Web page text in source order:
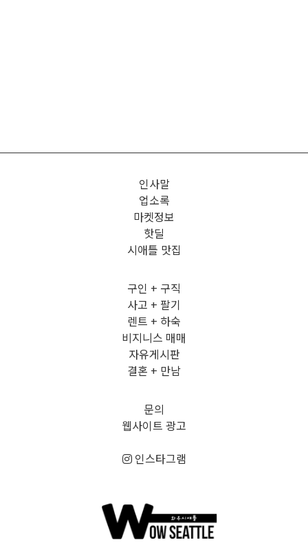
인사말
업소록
마켓정보
핫딜
시애틀 맛집
구인 + 구직
사고 + 팔기
렌트 + 하숙
비지니스 매매
자유게시판
결혼 + 만남
문의
웹사이트 광고
인스타그램